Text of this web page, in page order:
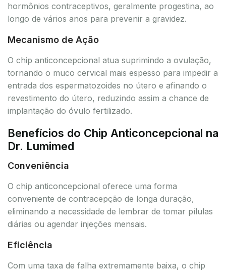
hormônios contraceptivos, geralmente progestina, ao
longo de vários anos para prevenir a gravidez.
Mecanismo de Ação
O chip anticoncepcional atua suprimindo a ovulação,
tornando o muco cervical mais espesso para impedir a
entrada dos espermatozoides no útero e afinando o
revestimento do útero, reduzindo assim a chance de
implantação do óvulo fertilizado.
Benefícios do Chip Anticoncepcional na
Dr. Lumimed
Conveniência
O chip anticoncepcional oferece uma forma
conveniente de contracepção de longa duração,
eliminando a necessidade de lembrar de tomar pílulas
diárias ou agendar injeções mensais.
Eficiência
Com uma taxa de falha extremamente baixa, o chip